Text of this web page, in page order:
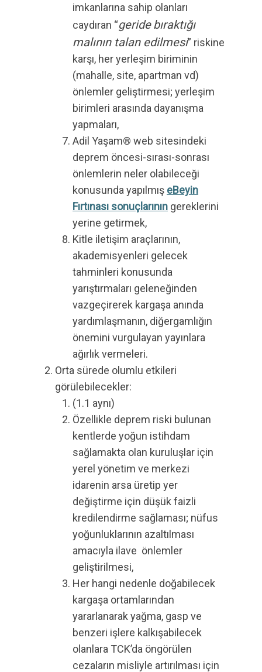
imkanlarına sahip olanları
caydıran “geride bıraktığı
malının talan edilmesi” riskine
karşı, her yerleşim biriminin
(mahalle, site, apartman vd)
önlemler geliştirmesi; yerleşim
birimleri arasında dayanışma
yapmaları,
Adil Yaşam® web sitesindeki
deprem öncesi-sırası-sonrası
önlemlerin neler olabileceği
konusunda yapılmış eBeyin
Fırtınası sonuçlarının gereklerini
yerine getirmek,
Kitle iletişim araçlarının,
akademisyenleri gelecek
tahminleri konusunda
yarıştırmaları geleneğinden
vazgeçirerek kargaşa anında
yardımlaşmanın, diğergamlığın
önemini vurgulayan yayınlara
ağırlık vermeleri.
Orta sürede olumlu etkileri
görülebilecekler:
(1.1 aynı)
Özellikle deprem riski bulunan
kentlerde yoğun istihdam
sağlamakta olan kuruluşlar için
yerel yönetim ve merkezi
idarenin arsa üretip yer
değiştirme için düşük faizli
kredilendirme sağlaması; nüfus
yoğunluklarının azaltılması
amacıyla ilave önlemler
geliştirilmesi,
Her hangi nedenle doğabilecek
kargaşa ortamlarından
yararlanarak yağma, gasp ve
benzeri işlere kalkışabilecek
olanlara TCK’da öngörülen
cezaların misliyle artırılması için